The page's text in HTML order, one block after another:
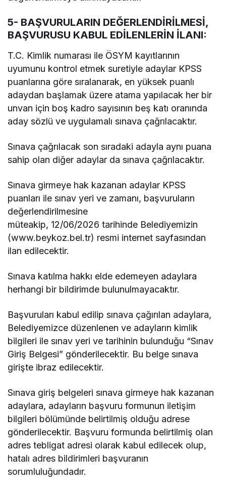
5- BAŞVURULARIN DEĞERLENDİRİLMESİ,
BAŞVURUSU KABUL EDİLENLERİN İLANI:
T.C. Kimlik numarası ile ÖSYM kayıtlarının
uyumunu kontrol etmek suretiyle adaylar KPSS
puanlarına göre sıralanarak, en yüksek puanlı
adaydan başlamak üzere atama yapılacak her bir
unvan için boş kadro sayısının beş katı oranında
aday sözlü ve uygulamalı sınava çağrılacaktır.
Sınava çağrılacak son sıradaki adayla aynı puana
sahip olan diğer adaylar da sınava çağrılacaktır.
Sınava girmeye hak kazanan adaylar KPSS
puanları ile sınav yeri ve zamanı, başvuruların
değerlendirilmesine
müteakip, 12/06/2026 tarihinde Belediyemizin
(www.beykoz.bel.tr) resmi internet sayfasından
ilan edilecektir.
Sınava katılma hakkı elde edemeyen adaylara
herhangi bir bildirimde bulunulmayacaktır.
Başvuruları kabul edilip sınava çağırılan adaylara,
Belediyemizce düzenlenen ve adayların kimlik
bilgileri ile sınav yeri ve tarihinin bulunduğu “Sınav
Giriş Belgesi” gönderilecektir. Bu belge sınava
girişte ibraz edilecektir.
Sınava giriş belgeleri sınava girmeye hak kazanan
adaylara, adayların başvuru formunun iletişim
bilgileri bölümünde belirtilmiş olduğu adrese
gönderilecektir. Başvuru formunda belirtilmiş olan
adres tebligat adresi olarak kabul edilecek olup,
hatalı adres bildirimleri başvuranın
sorumluluğundadır.